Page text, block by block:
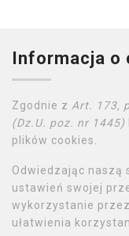
Informacja o
Zgodnie z Art. 173,
(Dz.U. poz. nr 1445)
plików cookies.
Odwiedzając naszą
ustawień swojej
wykorzystanie
ułatwienia